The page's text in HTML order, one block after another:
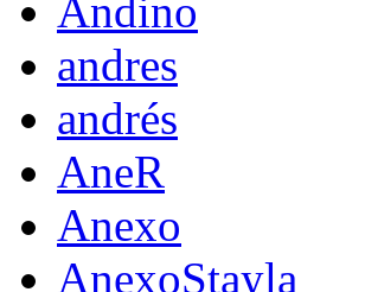
Andino
andres
andrés
AneR
Anexo
AnexoStayla